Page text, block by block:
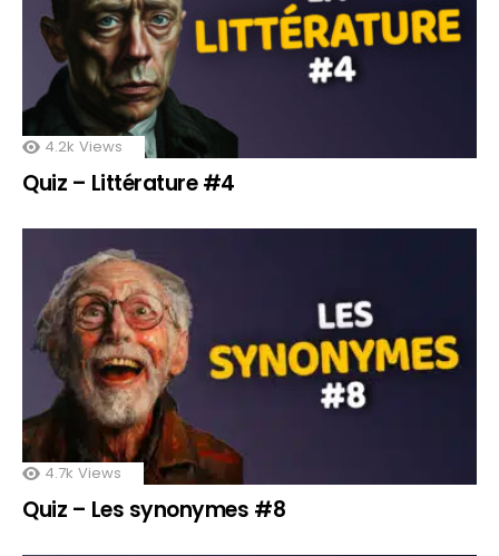
4.2k Views
Quiz – Littérature #4
4.7k Views
Quiz – Les synonymes #8